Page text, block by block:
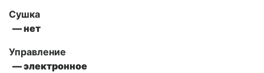
Сушка
— нет
Управление
— электронное